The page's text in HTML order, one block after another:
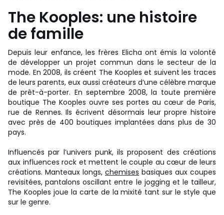
The Kooples: une histoire
de famille
Depuis leur enfance, les frères Elicha ont émis la volonté
de développer un projet commun dans le secteur de la
mode. En 2008, ils créent The Kooples et suivent les traces
de leurs parents, eux aussi créateurs d’une célèbre marque
de prêt-à-porter. En septembre 2008, la toute première
boutique The Kooples ouvre ses portes au cœur de Paris,
rue de Rennes. Ils écrivent désormais leur propre histoire
avec près de 400 boutiques implantées dans plus de 30
pays.
Influencés par l’univers punk, ils proposent des créations
aux influences rock et mettent le couple au cœur de leurs
créations. Manteaux longs, chemises basiques aux coupes
revisitées, pantalons oscillant entre le jogging et le tailleur,
The Kooples joue la carte de la mixité tant sur le style que
sur le genre.